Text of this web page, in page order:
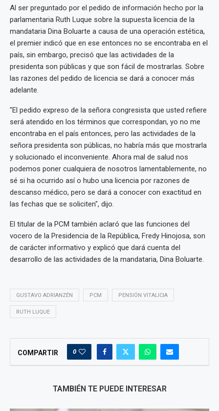
Al ser preguntado por el pedido de información hecho por la
parlamentaria Ruth Luque sobre la supuesta licencia de la
mandataria Dina Boluarte a causa de una operación estética,
el premier indicó que en ese entonces no se encontraba en el
país, sin embargo, precisó que las actividades de la
presidenta son públicas y que son fácil de mostrarlas. Sobre
las razones del pedido de licencia se dará a conocer más
adelante.
"El pedido expreso de la señora congresista que usted refiere
será atendido en los términos que correspondan, yo no me
encontraba en el país entonces, pero las actividades de la
señora presidenta son públicas, no habría más que mostrarla
y solucionado el inconveniente. Ahora mal de salud nos
podemos poner cualquiera de nosotros lamentablemente, no
sé si ha ocurrido así o hubo una licencia por razones de
descanso médico, pero se dará a conocer con exactitud en
las fechas que se soliciten", dijo.
El titular de la PCM también aclaró que las funciones del
vocero de la Presidencia de la República, Fredy Hinojosa, son
de carácter informativo y explicó que dará cuenta del
desarrollo de las actividades de la mandataria, Dina Boluarte.
GUSTAVO ADRIANZÉN PCM PENSIÓN VITALICIA
RUTH LUQUE
COMPARTIR 0
TAMBIÉN TE PUEDE INTERESAR